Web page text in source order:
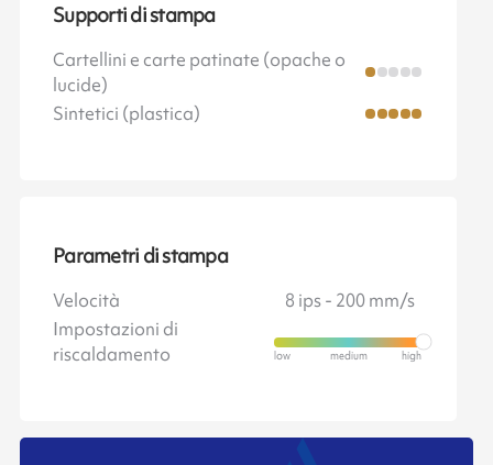
Supporti di stampa
Cartellini e carte patinate (opache o
lucide)
Sintetici (plastica)
Parametri di stampa
Velocità
8 ips - 200 mm/s
Impostazioni di
riscaldamento